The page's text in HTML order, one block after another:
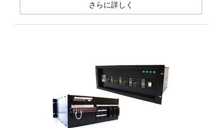
さらに詳しく